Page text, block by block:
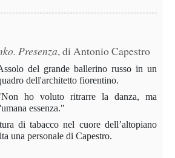
Presenza, di Antonio Capestro
del grande ballerino russo in un
dell'architetto fiorentino.
ho voluto ritrarre la danza, ma
essenza."
di tabacco nel cuore dell’altopiano
una personale di Capestro.